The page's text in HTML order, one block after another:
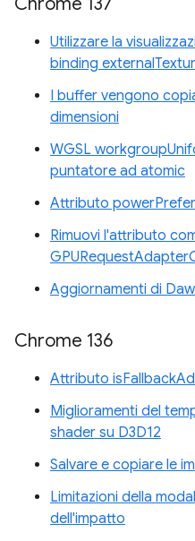
Utilizzare la
binding
I buffer vengono
dimensioni
WGSL
puntatore ad atomic
Attributo
Rimuovi l'attributo
Aggiornamenti di
Chrome 136
Attributo
Miglioramenti del
shader su D3D12
Salvare e copiare le
Limitazioni della
dell'impatto